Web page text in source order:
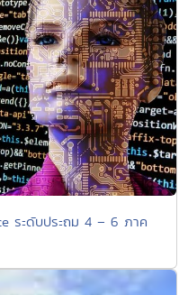
ระดับประถม 4 – 6 ภาค